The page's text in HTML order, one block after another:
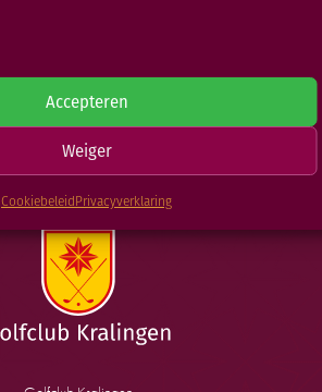
Accepteren
Weiger
CookiebeleidPrivacyverklaring
Medal
NIEUWSOVERZICHT